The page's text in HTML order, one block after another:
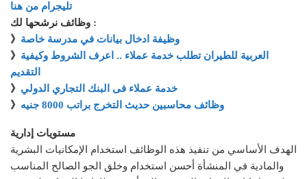
تليجرام من هنا
وظائف نرشحها لك :
》 وظيفة ادخال بيانات في مدرسة خاصة
》 العربية للطيران تطلب خدمة عملاء .. اعرف الشروط وكيفية
التقديم
》 خدمة عملاء فى البنك التجاري الدولي
》
وظائف محاسبين حديث التخرج براتب 8000 جنيه
مستويات إدارية
الهدف الأساسي من تنفيذ هذه الوظائف استخدام الإمكانيات البشرية
والمادية في المنشأة أحسن استخدام وخلق الجو الصالح المناسب